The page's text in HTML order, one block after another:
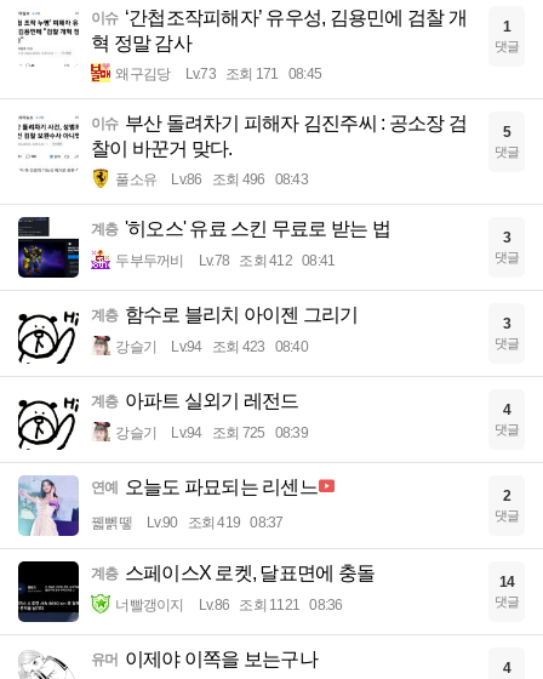
이슈 ‘간첩조작피해자’ 유우성, 김용민에 검찰 개
혁 정말 감사
왜구김당 Lv.73 조회 171 08:45
1
댓글
이슈 부산 돌려차기 피해자 김진주씨 : 공소장 검
찰이 바꾼거 맞다.
풀소유 Lv.86 조회 496 08:43
5
댓글
계층 '히오스' 유료 스킨 무료로 받는 법
두부두꺼비 Lv.78 조회 412 08:41
3
댓글
계층 함수로 블리치 아이젠 그리기
강슬기 Lv.94 조회 423 08:40
3
댓글
계층 아파트 실외기 레전드
강슬기 Lv.94 조회 725 08:39
4
댓글
연예 오늘도 파묘되는 리센느
꿻뻵뗗 Lv.90 조회 419 08:37
2
댓글
계층 스페이스X 로켓, 달표면에 충돌
너빨갱이지 Lv.86 조회 1121 08:36
14
댓글
유머 이제야 이쪽을 보는구나 4